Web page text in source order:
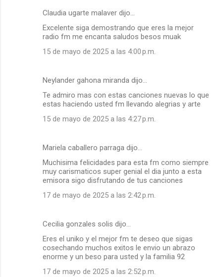
Claudia ugarte malaver dijo…
Excelente siga demostrando que eres la mejor
radio fm me encanta saludos besos muak
15 de mayo de 2025 a las 4:00 p.m.
Neylander gahona miranda dijo…
Te admiro mas con estas canciones nuevas lo que
estas haciendo usted fm llevando alegrias y arte
15 de mayo de 2025 a las 4:27 p.m.
Mariela caballero parraga dijo…
Muchisima felicidades para esta fm como siempre
muy carismaticos super genial el dia junto a esta
emisora sigo disfrutando de tus canciones
17 de mayo de 2025 a las 2:42 p.m.
Cecilia gonzales solis dijo…
Eres el uniko y el mejor fm te deseo que sigas
cosechando muchos exitos le envio un abrazo
enorme y un beso para usted y la familia 92
17 de mayo de 2025 a las 2:52 p.m.